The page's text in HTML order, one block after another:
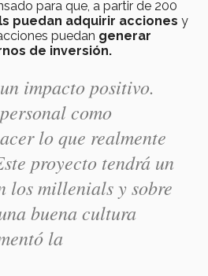
para que, a partir de 200
puedan adquirir acciones y
puedan generar
de inversión.
impacto positivo.
como
lo que realmente
proyecto tendrá un
los millenials y sobre
buena cultura
la